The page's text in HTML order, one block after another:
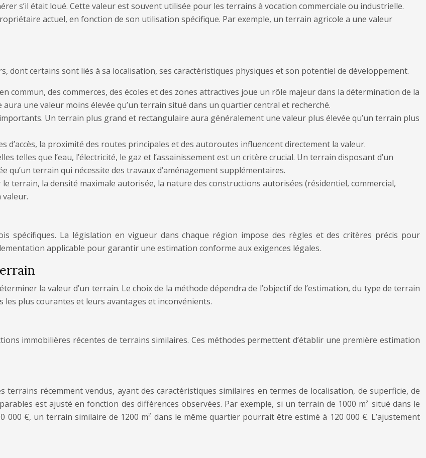
s’il était loué. Cette valeur est souvent utilisée pour les terrains à vocation commerciale ou industrielle.
actuel, en fonction de son utilisation spécifique. Par exemple, un terrain agricole a une valeur
dont certains sont liés à sa localisation, ses caractéristiques physiques et son potentiel de développement.
commun, des commerces, des écoles et des zones attractives joue un rôle majeur dans la détermination de la
une valeur moins élevée qu’un terrain situé dans un quartier central et recherché.
Un terrain plus grand et rectangulaire aura généralement une valeur plus élevée qu’un terrain plus
d’accès, la proximité des routes principales et des autoroutes influencent directement la valeur.
telles que l’eau, l’électricité, le gaz et l’assainissement est un critère crucial. Un terrain disposant d’un
qu’un terrain qui nécessite des travaux d’aménagement supplémentaires.
terrain, la densité maximale autorisée, la nature des constructions autorisées (résidentiel, commercial,
spécifiques. La législation en vigueur dans chaque région impose des règles et des critères précis pour
applicable pour garantir une estimation conforme aux exigences légales.
la valeur d’un terrain. Le choix de la méthode dépendra de l’objectif de l’estimation, du type de terrain
plus courantes et leurs avantages et inconvénients.
immobilières récentes de terrains similaires. Ces méthodes permettent d’établir une première estimation
récemment vendus, ayant des caractéristiques similaires en termes de localisation, de superficie, de
est ajusté en fonction des différences observées. Par exemple, si un terrain de 1000 m² situé dans le
000 €, un terrain similaire de 1200 m² dans le même quartier pourrait être estimé à 120 000 €. L’ajustement